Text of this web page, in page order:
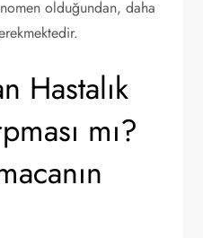
olduğundan, daha
Hastalık
mı?